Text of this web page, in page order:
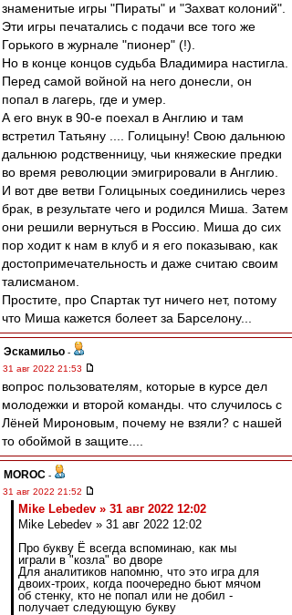
знаменитые игры "Пираты" и "Захват колоний".
Эти игры печатались с подачи все того же
Горького в журнале "пионер" (!).
Но в конце концов судьба Владимира настигла.
Перед самой войной на него донесли, он
попал в лагерь, где и умер.
А его внук в 90-е поехал в Англию и там
встретил Татьяну .... Голицыну! Свою дальнюю
дальнюю родственницу, чьи княжеские предки
во время революции эмигрировали в Англию.
И вот две ветви Голицыных соединились через
брак, в результате чего и родился Миша. Затем
они решили вернуться в Россию. Миша до сих
пор ходит к нам в клуб и я его показываю, как
достопримечательность и даже считаю своим
талисманом.
Простите, про Спартак тут ничего нет, потому
что Миша кажется болеет за Барселону...
Эскамильо -
31 авг 2022 21:53
вопрос пользователям, которые в курсе дел
молодежки и второй команды. что случилось с
Лёней Мироновым, почему не взяли? с нашей
то обоймой в защите....
MOROC -
31 авг 2022 21:52
Mike Lebedev » 31 авг 2022 12:02
Mike Lebedev » 31 авг 2022 12:02
Про букву Ё всегда вспоминаю, как мы
играли в "козла" во дворе
Для аналитиков напомню, что это игра для
двоих-троих, когда поочередно бьют мячом
об стенку, кто не попал или не добил -
получает следующую букву